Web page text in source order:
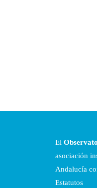
El
asociación
Andalucía
Estatutos